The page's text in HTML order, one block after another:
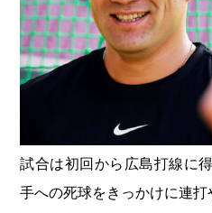
試合は初回から広島打線に
手への死球をきっかけに連打